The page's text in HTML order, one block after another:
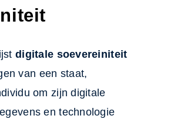
digitale soevereiniteit
van een staat,
om zijn digitale
en technologie